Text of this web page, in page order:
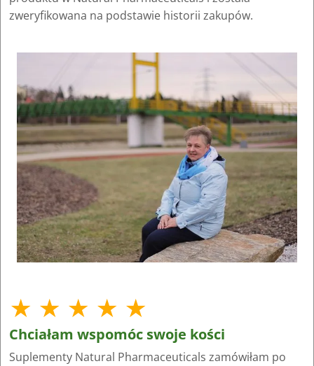
zweryfikowana na podstawie historii zakupów.
★ ★ ★ ★ ★
Chciałam wspomóc swoje kości
Suplementy Natural Pharmaceuticals zamówiłam po